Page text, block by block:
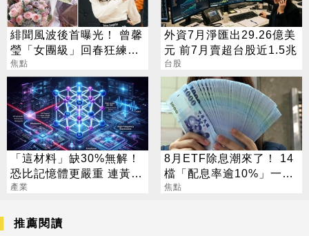
緋聞風波後首曝光！ 曾馨
瑩「女團級」回春狂練舞
郭董獨自公園散步
焦點
外資7月淨匯出29.26億美
元 前7月賣超台股近1.5兆
台股
「這材料」缺30%無解！
恐比記憶體更嚴重 連黃仁
勳都掏錢秒訂
產業
8月ETF除息潮來了！ 14
檔「配息率逾10%」一次
看
焦點
推薦閱讀